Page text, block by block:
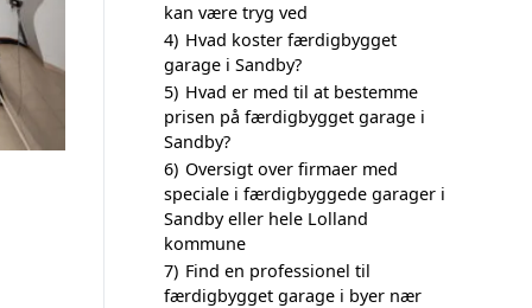
kan være tryg ved
4) Hvad koster færdigbygget
garage i Sandby?
5) Hvad er med til at bestemme
prisen på færdigbygget garage i
Sandby?
6) Oversigt over firmaer med
speciale i færdigbyggede garager i
Sandby eller hele Lolland
kommune
7) Find en professionel til
færdigbygget garage i byer nær